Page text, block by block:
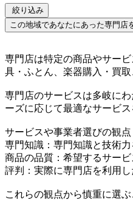
絞り込み
この地域であなたにあった専門店
専門店は特定の商品やサー
具・ふとん、楽器購入・買
専門店のサービスは多岐に
ーズに応じて最適なサービス
サービスや事業者選びの観点
専門知識：専門知識と技術
商品の品質：希望するサー
評判：実際に専門店を利用
これらの観点から慎重に選